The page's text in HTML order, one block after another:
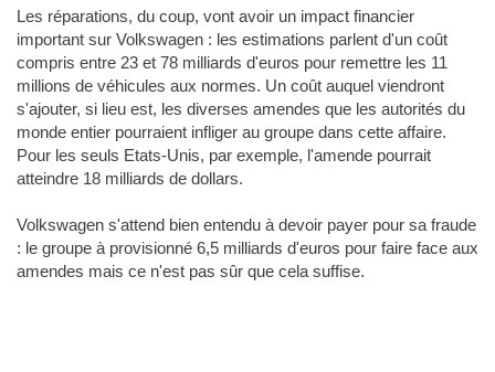
Les réparations, du coup, vont avoir un impact financier
important sur Volkswagen : les estimations parlent d'un coût
compris entre 23 et 78 milliards d'euros pour remettre les 11
millions de véhicules aux normes. Un coût auquel viendront
s'ajouter, si lieu est, les diverses amendes que les autorités du
monde entier pourraient infliger au groupe dans cette affaire.
Pour les seuls Etats-Unis, par exemple, l'amende pourrait
atteindre 18 milliards de dollars.
Volkswagen s'attend bien entendu à devoir payer pour sa fraude
: le groupe à provisionné 6,5 milliards d'euros pour faire face aux
amendes mais ce n'est pas sûr que cela suffise.